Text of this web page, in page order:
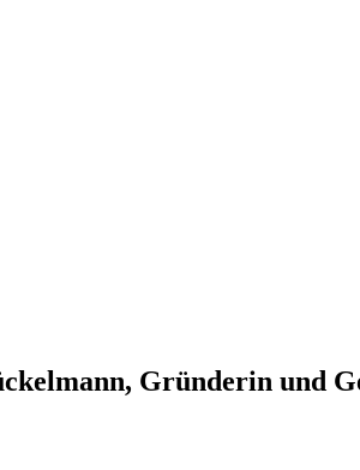
Gründerin und